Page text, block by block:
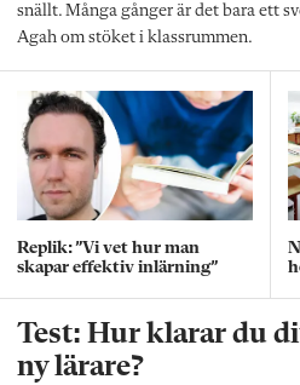
snällt. Många gånger är det bara ett
Agah om stöket i klassrummen.
Replik: ”Vi vet hur man
skapar effektiv inlärning”
Test: Hur klarar du
ny lärare?